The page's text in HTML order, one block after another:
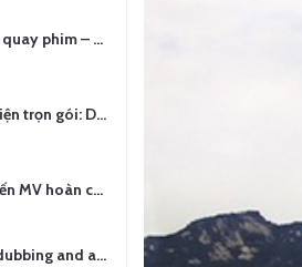
Thuê thiết bị quay phim – chụp ảnh: Giải pháp tối ưu chi phí cho doanh nghiệp
Tổ chức sự kiện trọn gói: Doanh nghiệp được gì khi chọn đơn vị chuyên nghiệp?
Từ ý tưởng đến MV hoàn chỉnh: giải pháp trọn gói tại YCN Media
Voice over, dubbing and audio production services in Vietnam for global content